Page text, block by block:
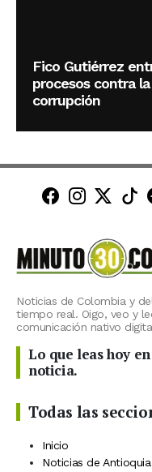
Fico Gutiérrez
procesos contra
corrupción
Minuto30
Noticias de Colombia y
tiempo real. Oigo, veo y
comunicación nativo
Lo que leas hoy
noticia.
Todas las
Inicio
Noticias de Antioquia